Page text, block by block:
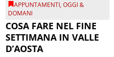
APPUNTAMENTI,OGGI &
DOMANI
COSA FARE NEL FINE
SETTIMANA IN VALLE
D’AOSTA